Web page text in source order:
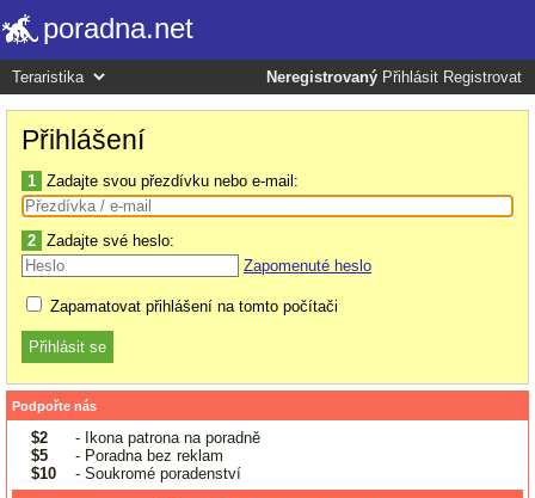
poradna.net
Neregistrovaný Přihlásit Registrovat
Přihlášení
1 Zadajte svou přezdívku nebo e-mail:
2 Zadajte své heslo:
Zapomenuté heslo
Zapamatovat přihlášení na tomto počítači
Podpořte nás
$2
- Ikona patrona na poradně
$5
- Poradna bez reklam
$10
- Soukromé poradenství